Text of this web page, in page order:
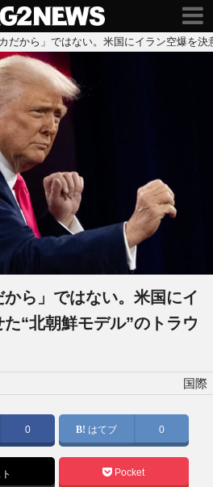
だから」ではない。米国にイラン空爆を決
から」ではない。米国にイ
“北朝鮮モデル”のトラウ
国際
0 はてブ 0
Pocket